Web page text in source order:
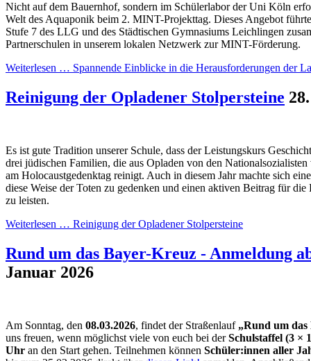
Nicht auf dem Bauernhof, sondern im Schülerlabor der Uni Köln
Welt des Aquaponik beim 2. MINT-Projekttag. Dieses Angebot
Stufe 7 des LLG und des Städtischen Gymnasiums Leichlingen
Partnerschulen in unserem lokalen Netzwerk zur MINT-Förderung.
Weiterlesen … Spannende Einblicke in die Herausforderungen der
Reinigung der Opladener Stolpersteine
Es ist gute Tradition unserer Schule, dass der Leistungskurs
drei jüdischen Familien, die aus Opladen von den
am Holocaustgedenktag reinigt. Auch in diesem Jahr machte sich
diese Weise der Toten zu gedenken und einen aktiven Beitrag für
zu leisten.
Weiterlesen … Reinigung der Opladener Stolpersteine
Rund um das Bayer-Kreuz - Anmeldung
Januar 2026
Am Sonntag, den 08.03.2026, findet der Straßenlauf „Rund um
uns freuen, wenn möglichst viele von euch bei derSchulstaffel (3 ×
Uhr an den Start gehen. Teilnehmen können Schüler:innen aller